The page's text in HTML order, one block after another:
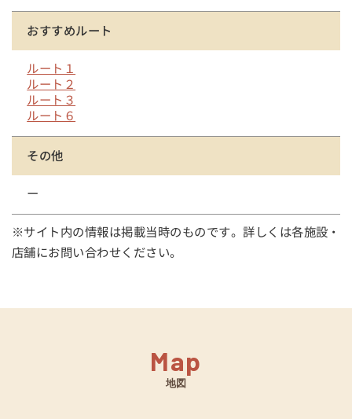
おすすめルート
ルート１
ルート２
ルート３
ルート６
その他
ー
※サイト内の情報は掲載当時のものです。詳しくは各施設・
店舗にお問い合わせください。
Map
地図